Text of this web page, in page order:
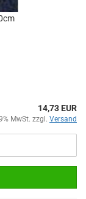
14,73 EUR
MwSt. zzgl. Versand